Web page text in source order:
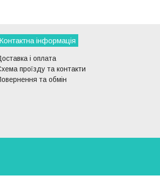
Контактна інформація
і оплата
проїзду та контакти
та обмін